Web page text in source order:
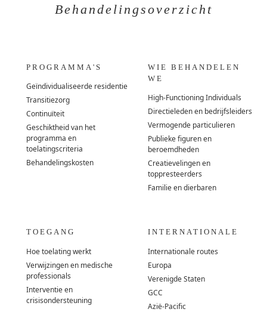
Behandelingsoverzicht
PROGRAMMA'S
Geïndividualiseerde residentie
Transitiezorg
Continuïteit
Geschiktheid van het
programma en
toelatingscriteria
Behandelingskosten
WIE BEHANDELEN
WE
High-Functioning Individuals
Directieleden en bedrijfsleiders
Vermogende particulieren
Publieke figuren en
beroemdheden
Creatievelingen en
toppresteerders
Familie en dierbaren
TOEGANG
Hoe toelating werkt
Verwijzingen en medische
professionals
Interventie en
crisisondersteuning
INTERNATIONALE
Internationale routes
Europa
Verenigde Staten
GCC
Azië-Pacific